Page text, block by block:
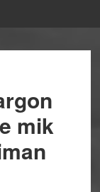
mik